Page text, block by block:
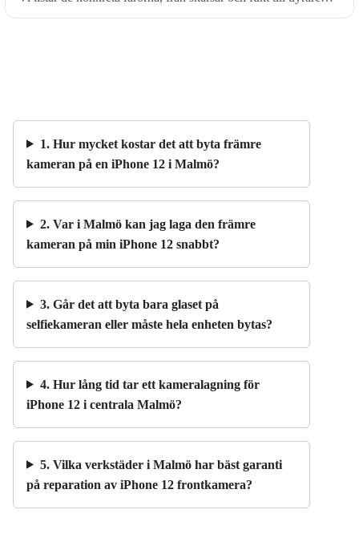
1. Hur mycket kostar det att byta främre
kameran på en iPhone 12 i Malmö?
2. Var i Malmö kan jag laga den främre
kameran på min iPhone 12 snabbt?
3. Går det att byta bara glaset på
selfiekameran eller måste hela enheten bytas?
4. Hur lång tid tar ett kameralagning för
iPhone 12 i centrala Malmö?
5. Vilka verkstäder i Malmö har bäst garanti
på reparation av iPhone 12 frontkamera?